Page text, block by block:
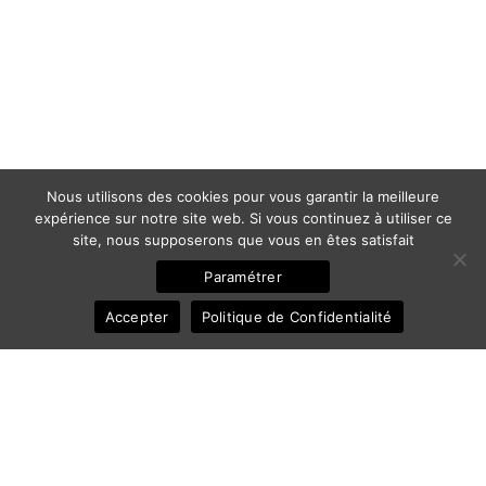
Nous utilisons des cookies pour vous garantir la meilleure
expérience sur notre site web. Si vous continuez à utiliser ce
site, nous supposerons que vous en êtes satisfait
Paramétrer
Accepter Politique de Confidentialité